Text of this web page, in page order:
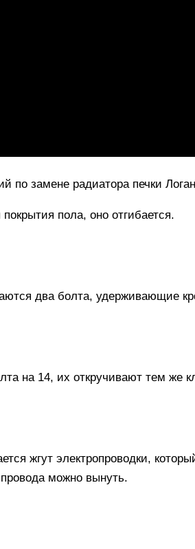
по замене радиатора печки
пола, оно отгибается.
два болта, удерживающие
на 14, их откручивают тем же
жгут электропроводки,
можно вынуть.